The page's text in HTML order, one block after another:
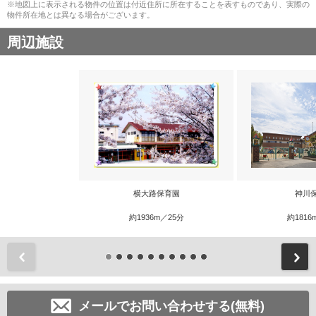
※地図上に表示される物件の位置は付近住所に所在することを表すものであり、実際の
物件所在地とは異なる場合がございます。
周辺施設
横大路保育園
約1936m／25分
神川
約
メールでお問い合わせする(無料)